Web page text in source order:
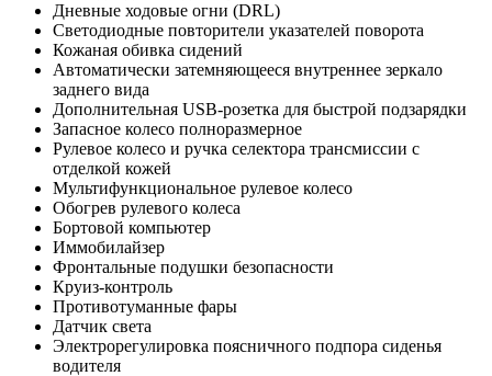
Дневные ходовые огни (DRL)
Светодиодные повторители указателей поворота
Кожаная обивка сидений
Автоматически затемняющееся внутреннее зеркало
заднего вида
Дополнительная USB-розетка для быстрой подзарядки
Запасное колесо полноразмерное
Рулевое колесо и ручка селектора трансмиссии с
отделкой кожей
Мультифункциональное рулевое колесо
Обогрев рулевого колеса
Бортовой компьютер
Иммобилайзер
Фронтальные подушки безопасности
Круиз-контроль
Противотуманные фары
Датчик света
Электрорегулировка поясничного подпора сиденья
водителя